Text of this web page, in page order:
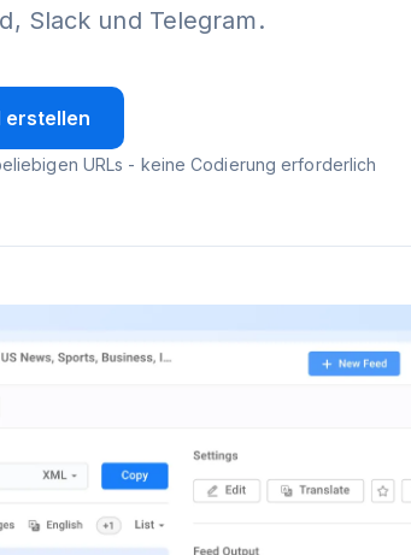
Slack und Telegram.
erstellen
URLs - keine Codierung erforderlich